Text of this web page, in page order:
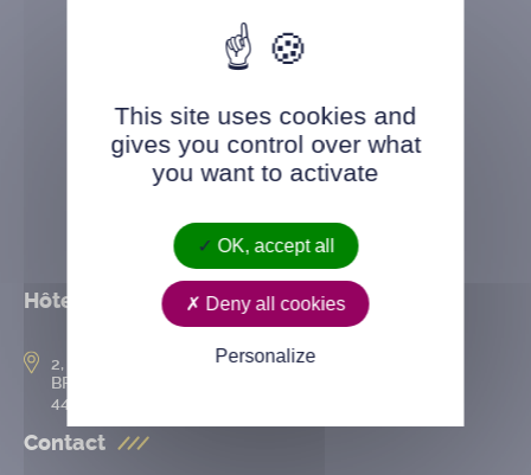
Hôtel de ville
2, rue de l’Hôtel-de-Ville
BP 50167
44802 Saint-Herblain cedex
Contact
This site uses cookies and
gives you control over what
you want to activate
OK, accept all
Deny all cookies
Personalize